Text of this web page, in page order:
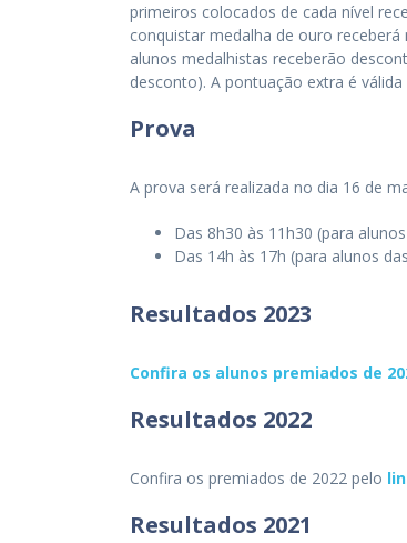
primeiros colocados de cada nível
conquistar medalha de ouro
alunos medalhistas receberão
desconto). A pontuação extra é
Prova
A prova será realizada no dia 16 de
Das 8h30 às 11h30 (para
Das 14h às 17h (para alunos
Resultados 2023
Confira os alunos premiados de
Resultados 2022
Confira os premiados de 2022 pelo
Resultados 2021